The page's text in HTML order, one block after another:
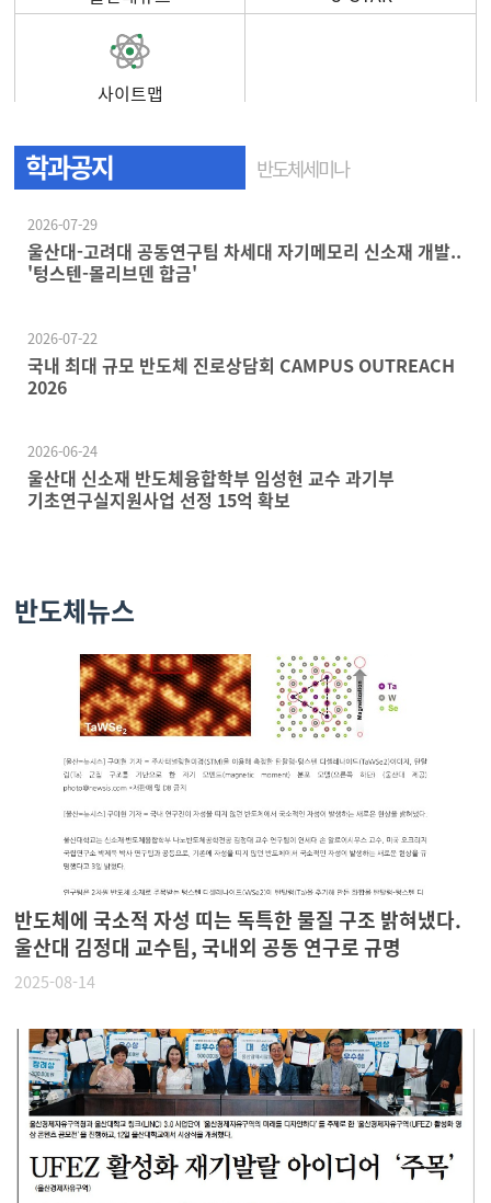
사이트맵
학과공지 반도체세미나
2026-07-29
울산대-고려대 공동연구팀 차세대 자기메모리 신소재 개발..
'텅스텐-몰리브덴 합금'
2026-07-22
국내 최대 규모 반도체 진로상담회 CAMPUS OUTREACH
2026
2026-06-24
울산대 신소재 반도체융합학부 임성현 교수 과기부
기초연구실지원사업 선정 15억 확보
반도체뉴스
반도체에 국소적 자성 띠는 독특한 물질 구조 밝혀냈다.
울산대 김정대 교수팀, 국내외 공동 연구로 규명
2025-08-14